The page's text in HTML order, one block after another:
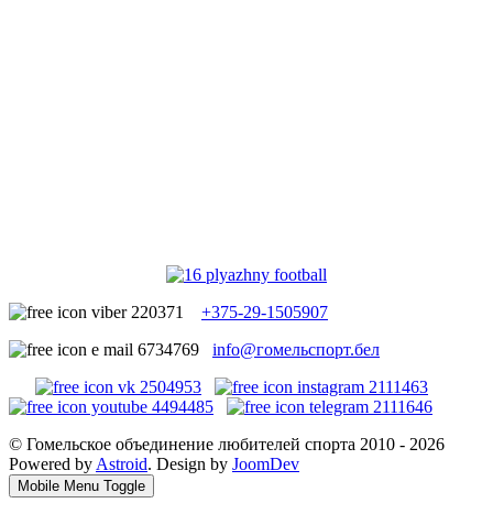
+375-29-1505907
info@гомельспорт.бел
© Гомельское объединение любителей спорта 2010 - 2026
Powered by Astroid. Design by JoomDev
Mobile Menu Toggle